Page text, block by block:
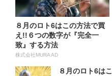
８月のロト6はこの方法で買
え!!６つの数字が『完全一
致』する方法
株式会社MURA AD
８月のロト6は